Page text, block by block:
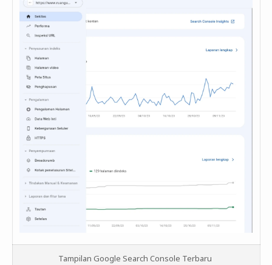
Tampilan Google Search Console Terbaru